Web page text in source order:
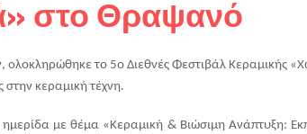
στο Θραψανό
ολοκληρώθηκε το 5ο Διεθνές Φεστιβάλ
κεραμική τέχνη.
με θέμα «Κεραμική & Βιώσιμη Ανάπτυξη: